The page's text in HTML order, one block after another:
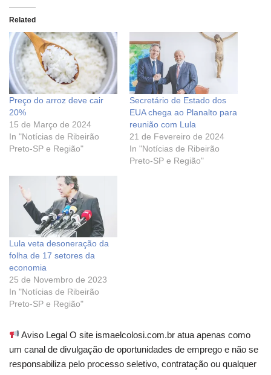
Related
Preço do arroz deve cair
20%
15 de Março de 2024
In "Notícias de Ribeirão
Preto-SP e Região"
Secretário de Estado dos
EUA chega ao Planalto para
reunião com Lula
21 de Fevereiro de 2024
In "Notícias de Ribeirão
Preto-SP e Região"
Lula veta desoneração da
folha de 17 setores da
economia
25 de Novembro de 2023
In "Notícias de Ribeirão
Preto-SP e Região"
Aviso Legal O site ismaelcolosi.com.br atua apenas como
um canal de divulgação de oportunidades de emprego e não se
responsabiliza pelo processo seletivo, contratação ou qualquer